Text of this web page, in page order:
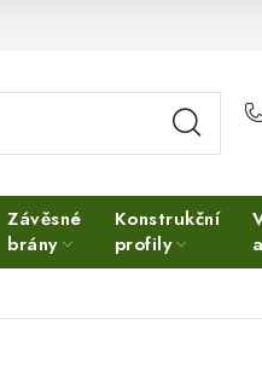
Závěsné
brány
Konstrukční
profily